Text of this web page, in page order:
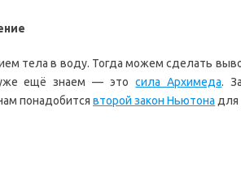
тела в воду. Тогда можем сделать
уже ещё знаем — этосила Архимеда.
понадобитсявторой закон Ньютона для